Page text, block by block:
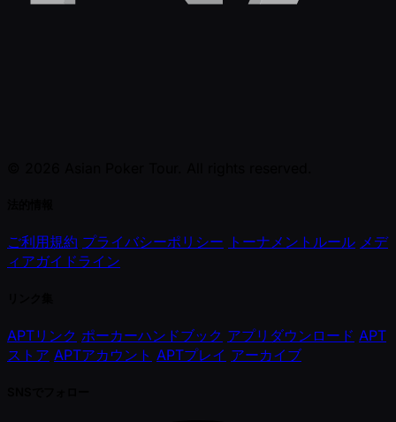
ご利用規約 プライバシーポリシー トーナメントルール メデ
ィアガイドライン
APTリンク ポーカーハンドブック アプリダウンロード APT
ストア APTアカウント APTプレイ アーカイブ